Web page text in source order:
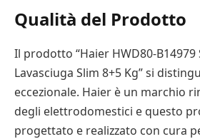
Qualità del Prodotto
Il prodotto “Haier HWD80-B14979
Lavasciuga Slim 8+5 Kg” si
eccezionale. Haier è un marchio
degli elettrodomestici e questo
progettato e realizzato con cura